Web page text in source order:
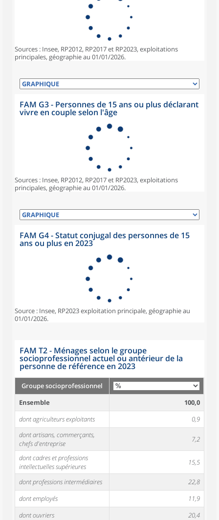
Sources : Insee, RP2012, RP2017 et RP2023, exploitations
principales, géographie au 01/01/2026.
FAM G3 - Personnes de 15 ans ou plus déclarant
vivre en couple selon l'âge
Sources : Insee, RP2012, RP2017 et RP2023, exploitations
principales, géographie au 01/01/2026.
FAM G4 - Statut conjugal des personnes de 15
ans ou plus en 2023
Source : Insee, RP2023 exploitation principale, géographie au
01/01/2026.
FAM T2 - Ménages selon le groupe
socioprofessionnel actuel ou antérieur de la
personne de référence en 2023
Groupe socioprofessionnel
Ensemble
100,0
dont agriculteurs exploitants
0,9
dont artisans, commerçants,
chefs d'entreprise
7,2
dont cadres et professions
intellectuelles supérieures
15,5
dont professions intermédiaires
22,8
dont employés
11,9
dont ouvriers
20,4